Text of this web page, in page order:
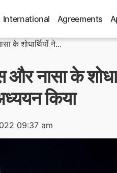
International Agreements
के शोधार्थियों ने...
नासा के
किया
09:37 am